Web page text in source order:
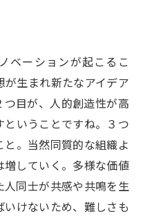
ベーションが起こるこ
生まれ新たなアイデア
目が、人的創造性が高
いうことですね。３つ
。当然同質的な組織よ
増していく。多様な価値
同士が共感や共鳴を生
けないため、難しさも